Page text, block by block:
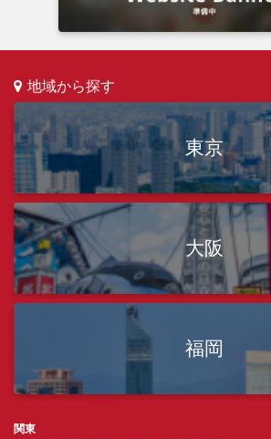
地域から探す
東京
大阪
福岡
関東